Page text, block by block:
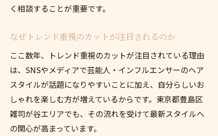
く相談することが重要です。
なぜトレンド重視のカットが注目されるのか
ここ数年、トレンド重視のカットが注目されている理由
は、SNSやメディアで芸能人・インフルエンサーのヘア
スタイルが話題になりやすいことに加え、自分らしいお
しゃれを楽しむ方が増えているからです。東京都豊島区
雑司が谷エリアでも、その流れを受けて最新スタイルへ
の関心が高まっています。